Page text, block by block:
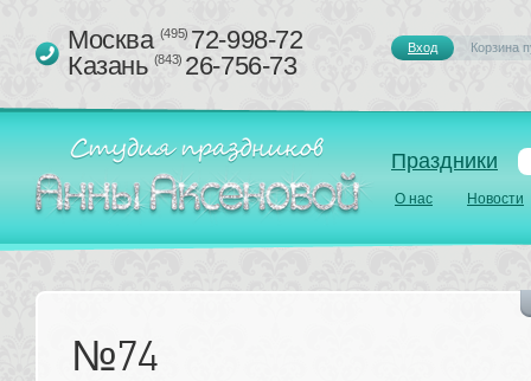
Праздники
О нас Новости
Москва (495)72-998-72
Казань (843)26-756-73
Вход Корзина
№74